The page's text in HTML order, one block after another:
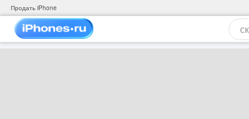
Продать iPhone